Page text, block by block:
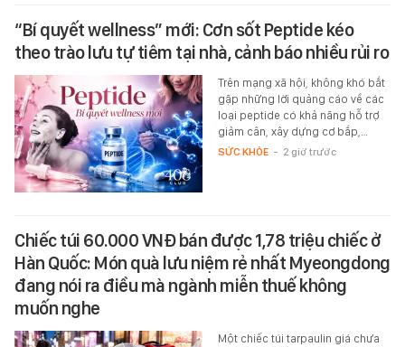
“Bí quyết wellness” mới: Cơn sốt Peptide kéo
theo trào lưu tự tiêm tại nhà, cảnh báo nhiều rủi ro
Trên mạng xã hội, không khó bắt
gặp những lời quảng cáo về các
loại peptide có khả năng hỗ trợ
giảm cân, xây dựng cơ bắp,…
SỨC KHỎE - 2 giờ trước
Chiếc túi 60.000 VNĐ bán được 1,78 triệu chiếc ở
Hàn Quốc: Món quà lưu niệm rẻ nhất Myeongdong
đang nói ra điều mà ngành miễn thuế không
muốn nghe
Một chiếc túi tarpaulin giá chưa